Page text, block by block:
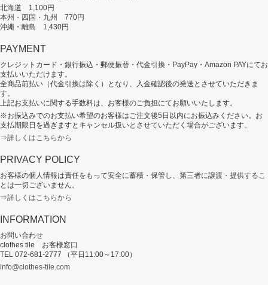
北海道 1,100円
本州・四国・九州 770円
沖縄・離島 1,430円
PAYMENT
クレジットカード・銀行振込・郵便振替・代金引換・PayPay・Amazon PAYにてお
支払いいただけます。
全商品前払い（代金引換は除く）となり、入金確認後の発送とさせていただきま
す。
上記お支払いに関する手数料は、お客様のご負担にてお願いいたします。
※お振込みでのお支払い希望のお客様はご注文後5日以内にお振込みください。お
支払期限日を過ぎますとキャンセル扱いとさせていただく場合がございます。
⇒詳しくはこちらから
PRIVACY POLICY
お客様の個人情報は責任をもって安全に蓄積・保管し、第三者に譲渡・提供するこ
とは一切ございません。
⇒詳しくはこちらから
INFORMATION
お問い合わせ
clothes tile お客様窓口
TEL 072-681-2777 （平日11:00～17:00）
info@clothes-tile.com